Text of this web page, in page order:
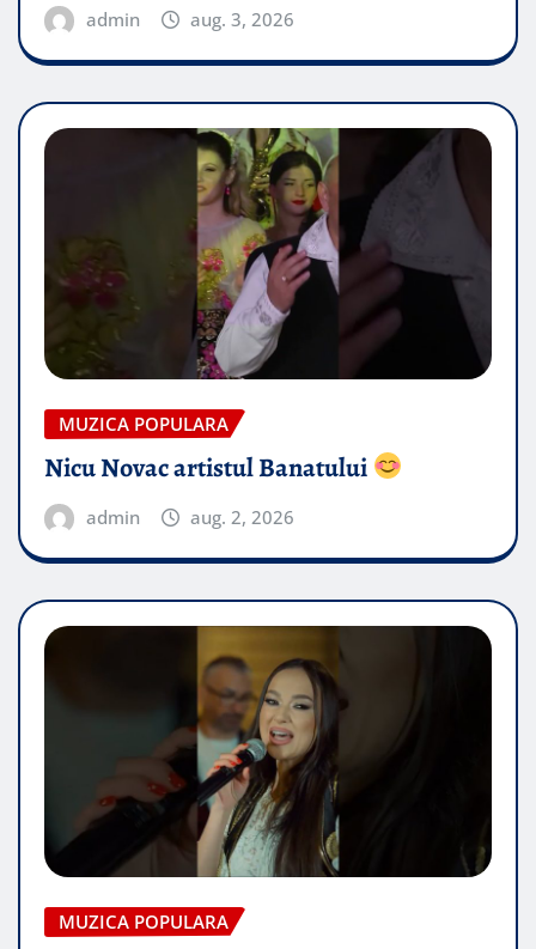
admin aug. 3, 2026
MUZICA POPULARA
Nicu Novac artistul Banatului
admin aug. 2, 2026
MUZICA POPULARA